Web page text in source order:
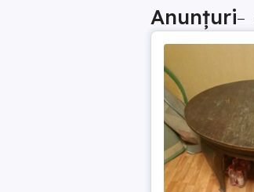
Anunțuri–